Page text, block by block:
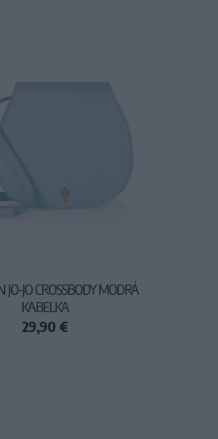
JO-JO CROSSBODY MODRÁ
KABELKA
29,90 €